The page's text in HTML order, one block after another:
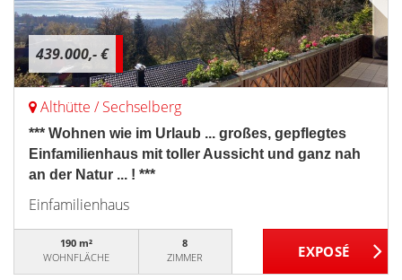
439.000,- €
Althütte / Sechselberg
*** Wohnen wie im Urlaub ... großes, gepflegtes
Einfamilienhaus mit toller Aussicht und ganz nah
an der Natur ... ! ***
Einfamilienhaus
190 m²
WOHNFLÄCHE
8
ZIMMER